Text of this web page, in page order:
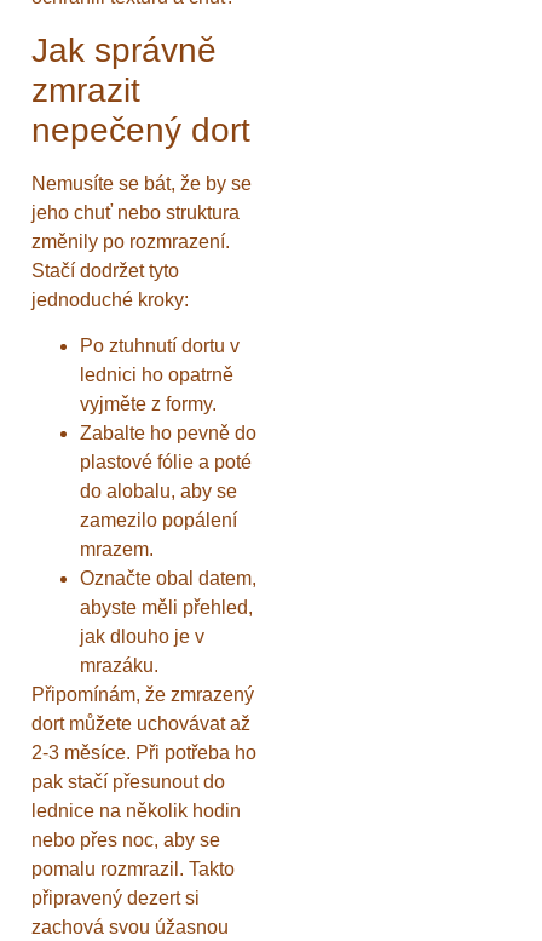
Jak správně
zmrazit
nepečený dort
Nemusíte se bát, že by se
jeho chuť nebo struktura
změnily po rozmrazení.
Stačí dodržet tyto
jednoduché kroky:
Po ztuhnutí dortu v
lednici ho opatrně
vyjměte z formy.
Zabalte ho pevně do
plastové fólie a poté
do alobalu, aby se
zamezilo popálení
mrazem.
Označte obal datem,
abyste měli přehled,
jak dlouho je v
mrazáku.
Připomínám, že zmrazený
dort můžete uchovávat až
2-3 měsíce. Při potřeba ho
pak stačí přesunout do
lednice na několik hodin
nebo přes noc, aby se
pomalu rozmrazil. Takto
připravený dezert si
zachová svou úžasnou